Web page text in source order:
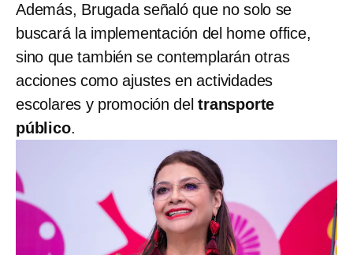
Además, Brugada señaló que no solo se
buscará la implementación del home office,
sino que también se contemplarán otras
acciones como ajustes en actividades
escolares y promoción deltransporte
público.